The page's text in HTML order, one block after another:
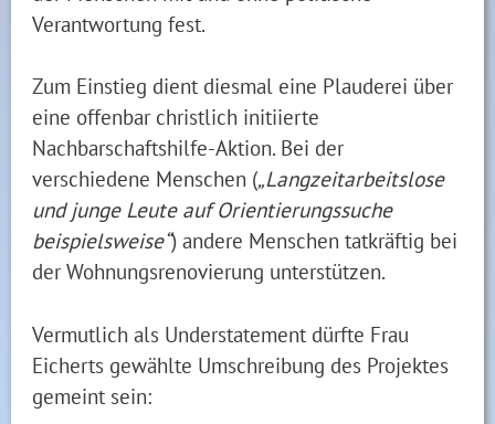
Verantwortung fest.
Zum Einstieg dient diesmal eine Plauderei über
eine offenbar christlich initiierte
Nachbarschaftshilfe-Aktion. Bei der
verschiedene Menschen („Langzeitarbeitslose
und junge Leute auf Orientierungssuche
beispielsweise“) andere Menschen tatkräftig bei
der Wohnungsrenovierung unterstützen.
Vermutlich als Understatement dürfte Frau
Eicherts gewählte Umschreibung des Projektes
gemeint sein: